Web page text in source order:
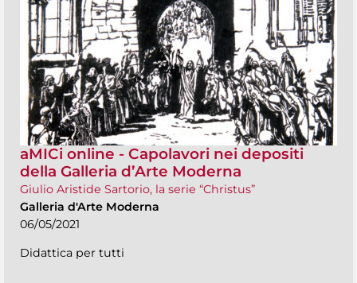
aMICi online - Capolavori nei depositi
della Galleria d’Arte Moderna
Giulio Aristide Sartorio, la serie “Christus”
Galleria d'Arte Moderna
06/05/2021
Didattica per tutti